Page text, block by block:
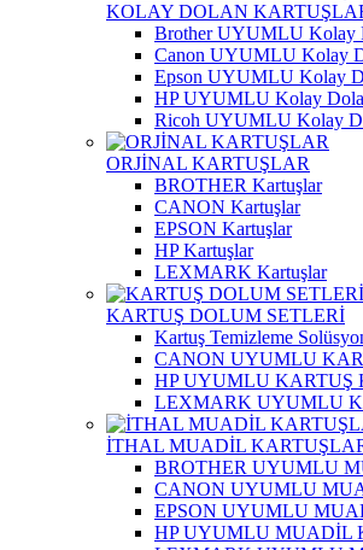
KOLAY DOLAN
Brother UYUMLU Kolay
Canon UYUMLU Kolay
Epson UYUMLU Kolay
HP UYUMLU Kolay
Ricoh UYUMLU Kolay
ORJİNAL KARTUŞLAR
BROTHER Kartuşlar
CANON Kartuşlar
EPSON Kartuşlar
HP Kartuşlar
LEXMARK Kartuşlar
KARTUŞ DOLUM SETLERİ
Kartuş Temizleme
CANON UYUMLU
HP UYUMLU KARTUŞ
LEXMARK UYUMLU
İTHAL MUADİL
BROTHER UYUMLU
CANON UYUMLU
EPSON UYUMLU
HP UYUMLU MUADİL